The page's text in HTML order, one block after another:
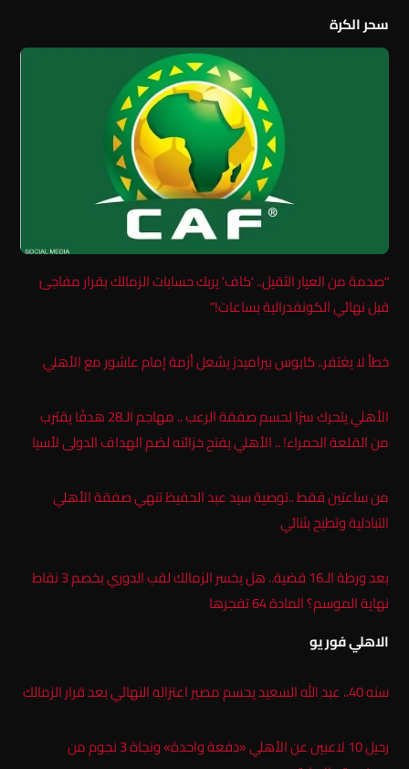
سحر الكرة
“صدمة من العيار الثقيل.. ‘كاف’ يربك حسابات الزمالك بقرار مفاجئ
قبل نهائي الكونفدرالية بساعات!”
خطأ لا يغتفر.. كابوس بيراميدز يشعل أزمة إمام عاشور مع الأهلي
الأهلي يتحرك سرًا لحسم صفقة الرعب .. مهاجم الـ28 هدفًا يقترب
من القلعة الحمراء! .. الأهلي يفتح خزائنه لضم الهداف الدولى لأسيا
من ساعتين فقط ..توصية سيد عبد الحفيظ تنهي صفقة الأهلي
التبادلية وتطيح بثنائي
بعد ورطة الـ16 قضية.. هل يخسر الزمالك لقب الدوري بخصم 3 نقاط
نهاية الموسم؟ المادة 64 تفجرها
الاهلي فور يو
سنه 40.. عبد الله السعيد يحسم مصير اعتزاله النهائي بعد قرار الزمالك
رحيل 10 لاعبين عن الأهلي «دفعة واحدة» ونجاة 3 نجوم من